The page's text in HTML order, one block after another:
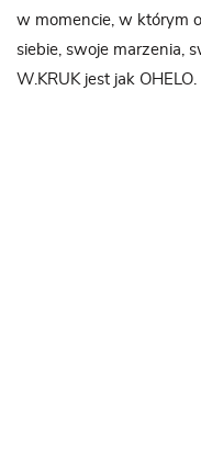
w momencie, w którym
siebie, swoje marzenia,
W.KRUK jest jak